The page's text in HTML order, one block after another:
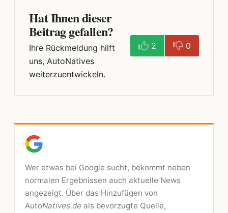
Hat Ihnen dieser
Beitrag gefallen?
Ihre Rückmeldung hilft
uns, AutoNatives
weiterzuentwickeln.
2 0
Wer etwas bei Google sucht, bekommt neben
normalen Ergebnissen auch aktuelle News
angezeigt. Über das Hinzufügen von
AutoNatives.de als bevorzugte Quelle,